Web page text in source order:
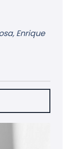
Enrique